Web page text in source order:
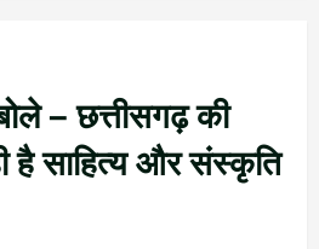
– छत्तीसगढ़ की
है साहित्य और संस्कृति